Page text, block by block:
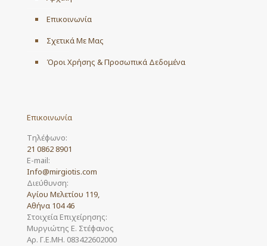
Επικοινωνία
Σχετικά Με Μας
Όροι Χρήσης & Προσωπικά Δεδομένα
Επικοινωνία
Τηλέφωνο:
21 0862 8901
E-mail:
Info@mirgiotis.com
Διεύθυνση:
Αγίου Μελετίου 119,
Αθήνα 104 46
Στοιχεία Επιχείρησης:
Μυργιώτης Ε. Στέφανος
Αρ. Γ.Ε.ΜΗ. 083422602000